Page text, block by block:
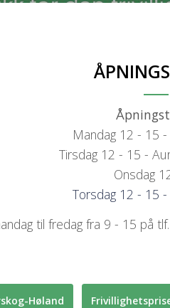
Mandag 12 - 15
Tirsdag 12 - 15 -
Onsdag
Torsdag 12 - 15
til fredag fra 9 - 15 på
Høland